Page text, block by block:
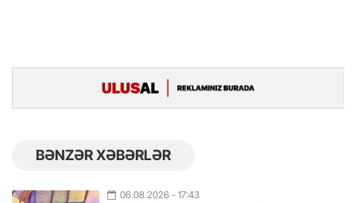
BƏNZƏR XƏBƏRLƏR
06.08.2026 - 17:43